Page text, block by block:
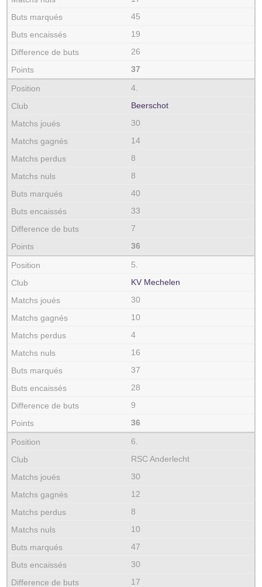
45
19
26
37
4.
Beerschot
30
14
8
8
40
33
7
36
5.
KV Mechelen
30
10
4
16
37
28
9
36
6.
RSC Anderlecht
30
12
8
10
47
30
17